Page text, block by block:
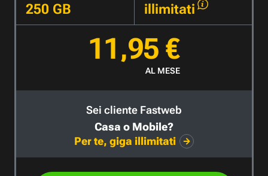
250 GB illimitati
11,95 €
AL MESE
Sei cliente Fastweb
Casa o Mobile?
Per te, giga illimitati